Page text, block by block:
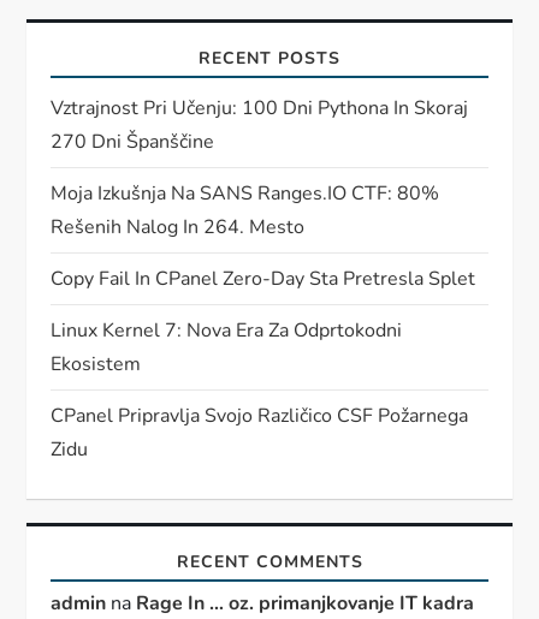
RECENT POSTS
Vztrajnost Pri Učenju: 100 Dni Pythona In Skoraj
270 Dni Španščine
Moja Izkušnja Na SANS Ranges.IO CTF: 80%
Rešenih Nalog In 264. Mesto
Copy Fail In CPanel Zero-Day Sta Pretresla Splet
Linux Kernel 7: Nova Era Za Odprtokodni
Ekosistem
CPanel Pripravlja Svojo Različico CSF Požarnega
Zidu
RECENT COMMENTS
admin na Rage In … oz. primanjkovanje IT kadra